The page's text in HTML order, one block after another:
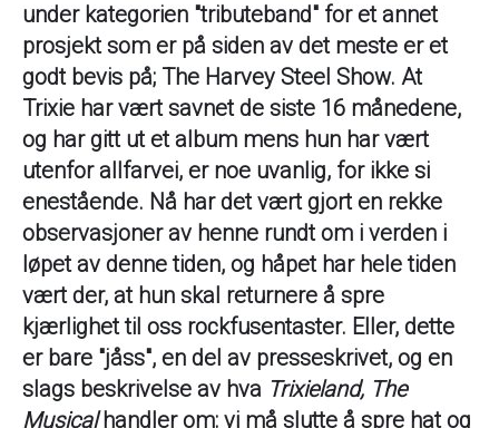
under kategorien "tributeband" for et annet
prosjekt som er på siden av det meste er et
godt bevis på; The Harvey Steel Show. At
Trixie har vært savnet de siste 16 månedene,
og har gitt ut et album mens hun har vært
utenfor allfarvei, er noe uvanlig, for ikke si
enestående. Nå har det vært gjort en rekke
observasjoner av henne rundt om i verden i
løpet av denne tiden, og håpet har hele tiden
vært der, at hun skal returnere å spre
kjærlighet til oss rockfusentaster. Eller, dette
er bare "jåss", en del av presseskrivet, og en
slags beskrivelse av hva Trixieland, The
Musicalhandler om: vi må slutte å spre hat og